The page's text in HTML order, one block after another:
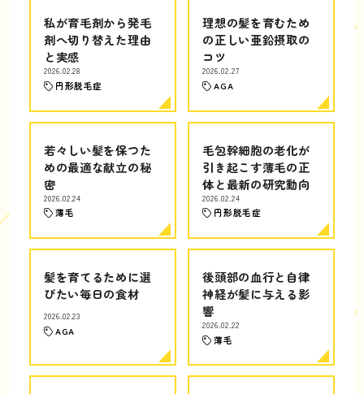
私が育毛剤から発毛
剤へ切り替えた理由
と実感
2026.02.28
円形脱毛症
理想の髪を育むため
の正しい亜鉛摂取の
コツ
2026.02.27
AGA
若々しい髪を保つた
めの最適な献立の秘
密
2026.02.24
薄毛
毛包幹細胞の老化が
引き起こす薄毛の正
体と最新の研究動向
2026.02.24
円形脱毛症
髪を育てるために選
びたい毎日の食材
2026.02.23
AGA
後頭部の血行と自律
神経が髪に与える影
響
2026.02.22
薄毛